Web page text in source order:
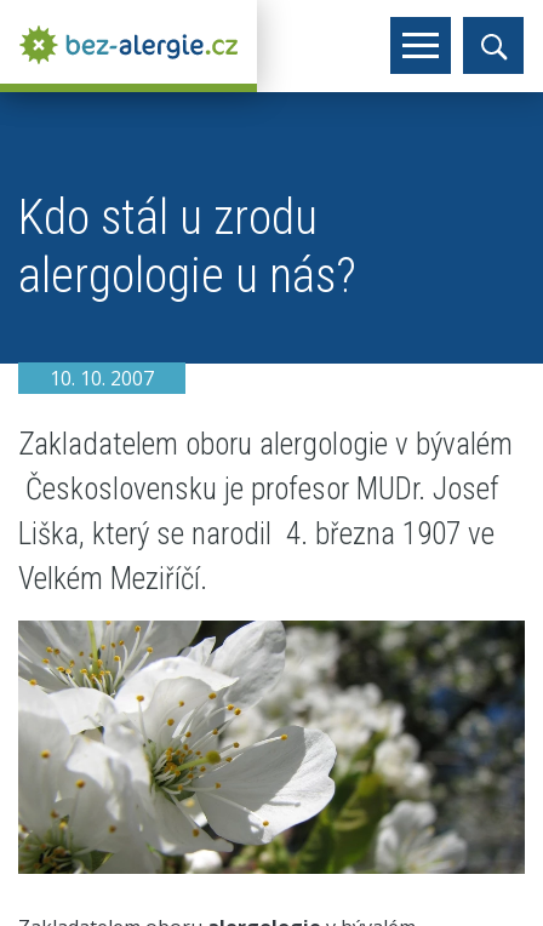
Kdo stál u zrodu
alergologie u nás?
10. 10. 2007
Zakladatelem oboru alergologie v bývalém
Československu je profesor MUDr. Josef
Liška, který se narodil
4. března 1907 ve
Velkém Meziříčí.